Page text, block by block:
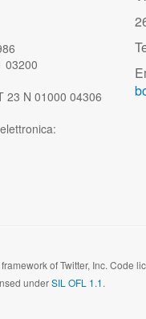
03200
23 N 01000 04306
of Twitter, Inc. Code
underSIL OFL 1.1.